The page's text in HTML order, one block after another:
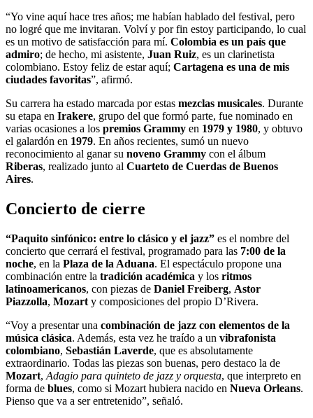
“Yo vine aquí hace tres años; me habían hablado del festival, pero
no logré que me invitaran. Volví y por fin estoy participando, lo cual
es un motivo de satisfacción para mí. Colombia es un país que
admiro; de hecho, mi asistente, Juan Ruiz, es un clarinetista
colombiano. Estoy feliz de estar aquí; Cartagena es una de mis
ciudades favoritas”, afirmó.
Su carrera ha estado marcada por estas mezclas musicales. Durante
su etapa en Irakere, grupo del que formó parte, fue nominado en
varias ocasiones a los premios Grammy en 1979 y 1980, y obtuvo
el galardón en 1979. En años recientes, sumó un nuevo
reconocimiento al ganar su noveno Grammy con el álbum
Riberas, realizado junto al Cuarteto de Cuerdas de Buenos
Aires.
Concierto de cierre
“Paquito sinfónico: entre lo clásico y el jazz” es el nombre del
concierto que cerrará el festival, programado para las 7:00 de la
noche, en la Plaza de la Aduana. El espectáculo propone una
combinación entre la tradición académica y los ritmos
latinoamericanos, con piezas de Daniel Freiberg, Astor
Piazzolla, Mozart y composiciones del propio D’Rivera.
“Voy a presentar una combinación de jazz con elementos de la
música clásica. Además, esta vez he traído a un vibrafonista
colombiano, Sebastián Laverde, que es absolutamente
extraordinario. Todas las piezas son buenas, pero destaco la de
Mozart, Adagio para quinteto de jazz y orquesta, que interpreto en
forma de blues, como si Mozart hubiera nacido en Nueva Orleans.
Pienso que va a ser entretenido”, señaló.